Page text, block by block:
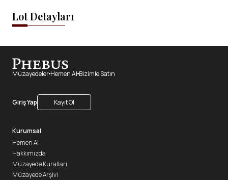
Lot Detayları
Müzayedeler Hemen Al Bizimle Satın
Giriş Yap Kayıt Ol
Kurumsal
Hemen Al
Hakkımızda
Müzayede Kuralları
Müzayede Arşivi